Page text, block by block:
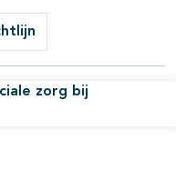
zorg bij